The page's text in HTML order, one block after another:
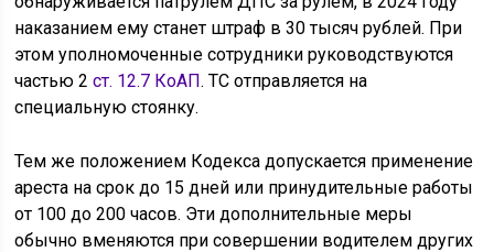
наказанием ему станет штраф в 30 тысяч рублей. При
этом уполномоченные сотрудники руководствуются
частью 2ст. 12.7 КоАП. ТС отправляется на
специальную стоянку.
Тем же положением Кодекса допускается применение
ареста на срок до 15 дней или принудительные работы
от 100 до 200 часов. Эти дополнительные меры
обычно вменяются при совершении водителем других